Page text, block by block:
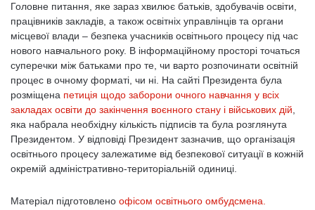
Головне питання, яке зараз хвилює батьків, здобувачів освіти,
працівників закладів, а також освітніх управлінців та органи
місцевої влади – безпека учасників освітнього процесу під час
нового навчального року. В інформаційному просторі точаться
суперечки між батьками про те, чи варто розпочинати освітній
процес в очному форматі, чи ні. На сайті Президента була
розміщена петиція щодо заборони очного навчання у всіх
закладах освіти до закінчення воєнного стану і військових дій
яка набрала необхідну кількість підписів та була розглянута
Президентом. У відповіді Президент зазначив, що організація
освітнього процесу залежатиме від безпекової ситуації в кожній
окремій адміністративно-територіальній одиниці.
Матеріал підготовлено офісом освітнього омбудсмена.